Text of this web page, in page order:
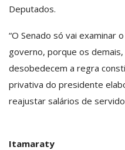
Deputados.
“O Senado só vai examinar
governo, porque os demais,
desobedecem a regra
privativa do presidente
reajustar salários de
Itamaraty